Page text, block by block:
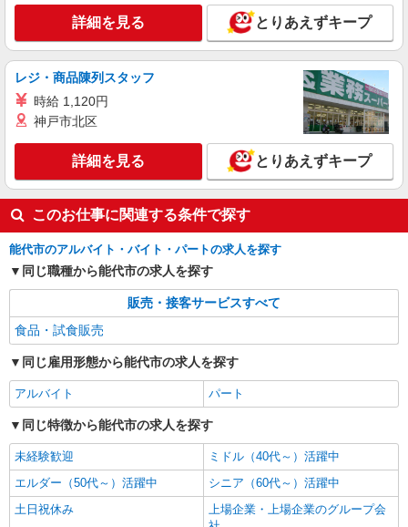
詳細を見る とりあえずキープ
レジ・商品陳列スタッフ
時給 1,120円
神戸市北区
詳細を見る とりあえずキープ
このお仕事に関連する条件で探す
能代市のアルバイト・バイト・パートの求人を探す
同じ職種から能代市の求人を探す
販売・接客サービスすべて
食品・試食販売
同じ雇用形態から能代市の求人を探す
アルバイト パート
同じ特徴から能代市の求人を探す
未経験歓迎
ミドル（40代～）活躍中
エルダー（50代～）活躍中
シニア（60代～）活躍中
土日祝休み
上場企業・上場企業のグループ会